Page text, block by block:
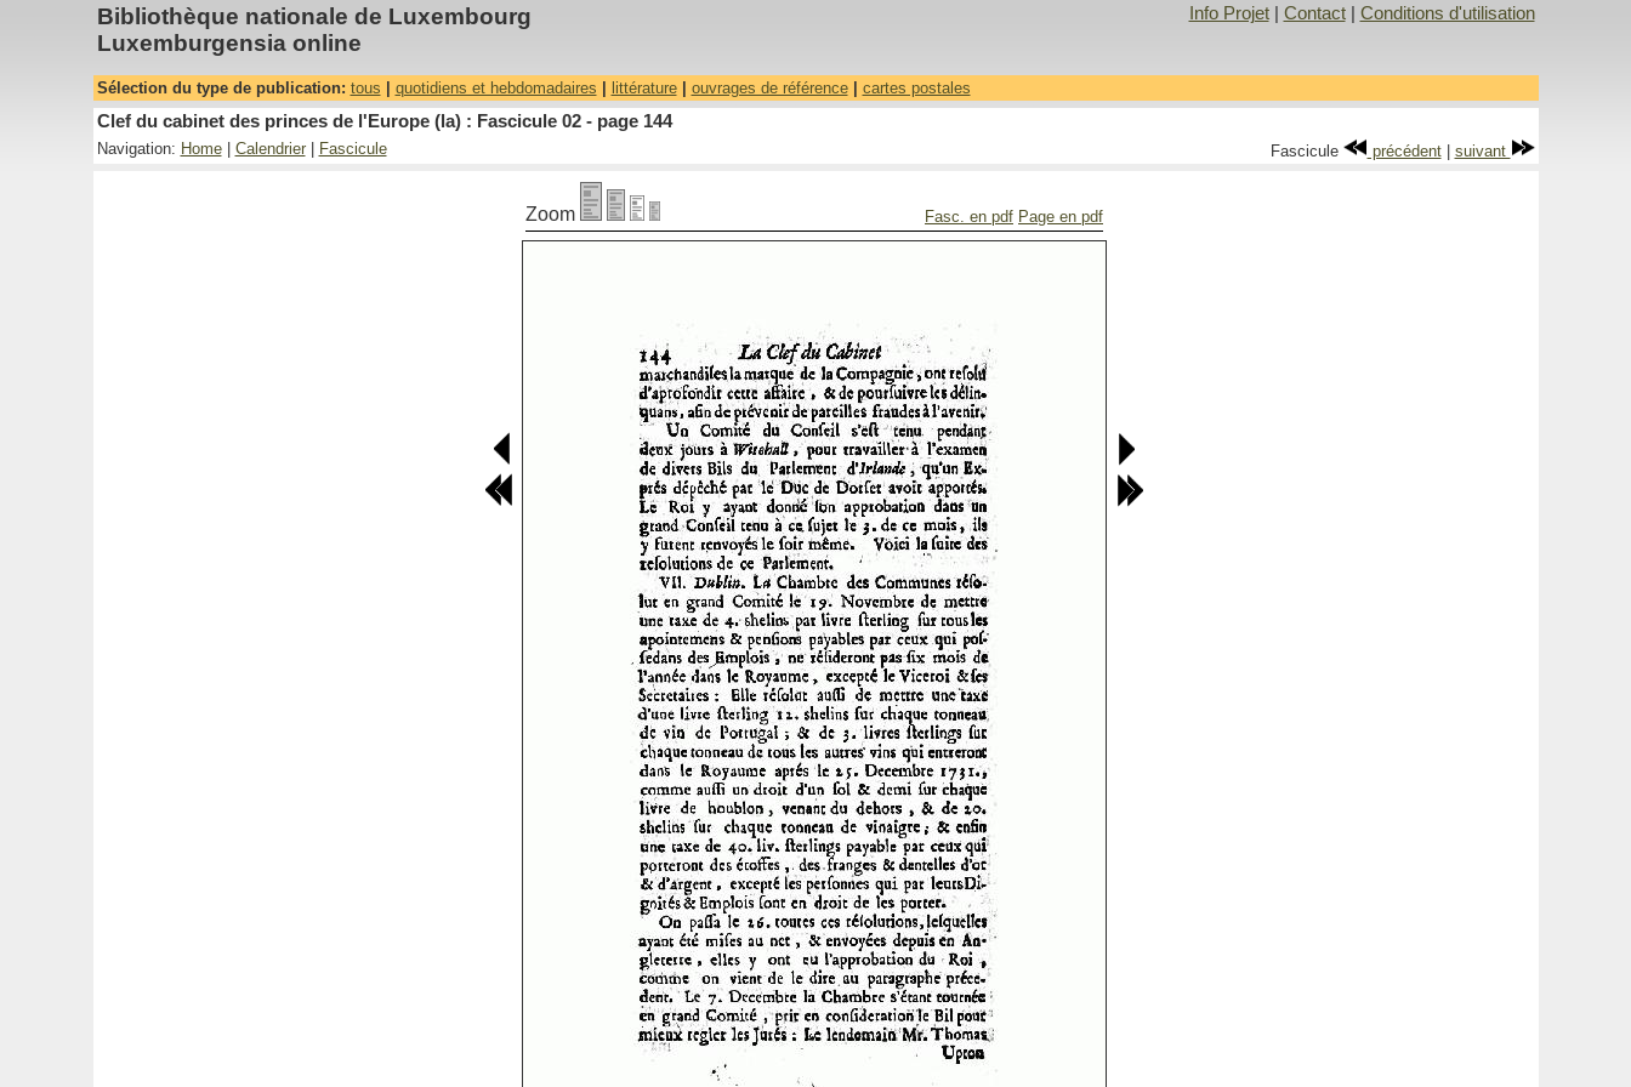
Bibliothèque nationale de Luxembourg
Luxemburgensia online
Info Projet| Contact| Conditions d'utilisation
Sélection du type de publication: tous quotidiens et hebdomadaires littérature| ouvrages de référence| cartes postales
Clef du cabinet des princes de l'Europe (la) : Fascicule 02 - page 144
Navigation: Home| Calendrier| Fascicule Fascicule précédent| suivant
Zoom Fasc. en pdf Page en pdf